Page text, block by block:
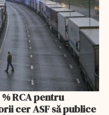
RCA pentru
cer ASF să publice